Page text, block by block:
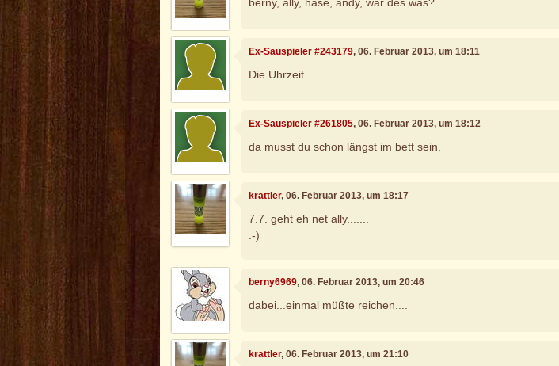
Ex-Sauspieler #243179, 06. Februar 2013, um 18:11
Die Uhrzeit.......
Ex-Sauspieler #261805, 06. Februar 2013, um 18:12
da musst du schon längst im bett sein.
krattler, 06. Februar 2013, um 18:17
7.7. geht eh net ally.......
:-)
berny6969, 06. Februar 2013, um 20:46
dabei...einmal müßte reichen....
krattler, 06. Februar 2013, um 21:10